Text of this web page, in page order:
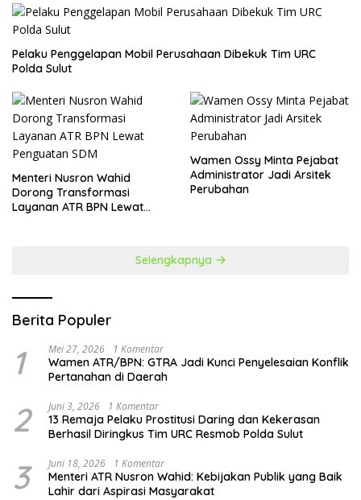
​Pelaku Penggelapan Mobil Perusahaan Dibekuk Tim URC
Polda Sulut
​Menteri Nusron Wahid
Dorong Transformasi
Layanan ATR BPN Lewat
Wamen Ossy Minta Pejabat
Administrator Jadi Arsitek
Perubahan
Selengkapnya
Berita Populer
1 Mei 27, 2026 1 Komentar
Wamen ATR/BPN: GTRA Jadi Kunci Penyelesaian Konflik
Pertanahan di Daerah
2 Juni 3, 2026 1 Komentar
13 Remaja Pelaku Prostitusi Daring dan Kekerasan
Berhasil Diringkus Tim URC Resmob Polda Sulut
3 Juni 18, 2026 1 Komentar
Menteri ATR Nusron Wahid: Kebijakan Publik yang Baik
Lahir dari Aspirasi Masyarakat